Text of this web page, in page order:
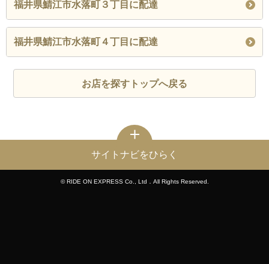
福井県鯖江市水落町３丁目に配達
福井県鯖江市水落町４丁目に配達
お店を探すトップへ戻る
サイトナビをひらく
© RIDE ON EXPRESS Co., Ltd．All Rights Reserved.